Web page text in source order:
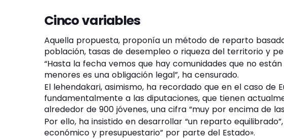
Cinco variables
Aquella propuesta, proponía un método de reparto
población, tasas de desempleo o riqueza del territorio y
“Hasta la fecha vemos que hay comunidades que no
menores es una obligación legal”, ha censurado.
El lehendakari, asimismo, ha recordado que en el caso de
fundamentalmente a las diputaciones, que tienen
alrededor de 900 jóvenes, una cifra “muy por encima de
Por ello, ha insistido en desarrollar “un reparto
económico y presupuestario” por parte del Estado».